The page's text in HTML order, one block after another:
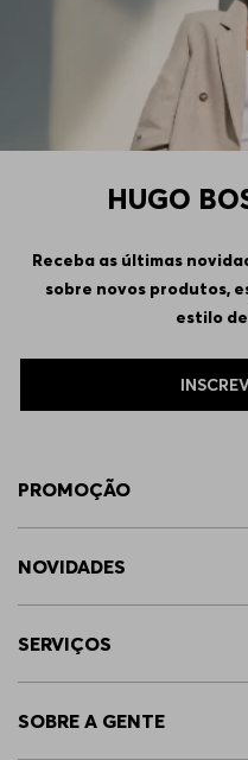
HUGO
Receba as últimas
sobre novos produtos,
estilo
PROMOÇÃO
NOVIDADES
SERVIÇOS
SOBRE A GENTE